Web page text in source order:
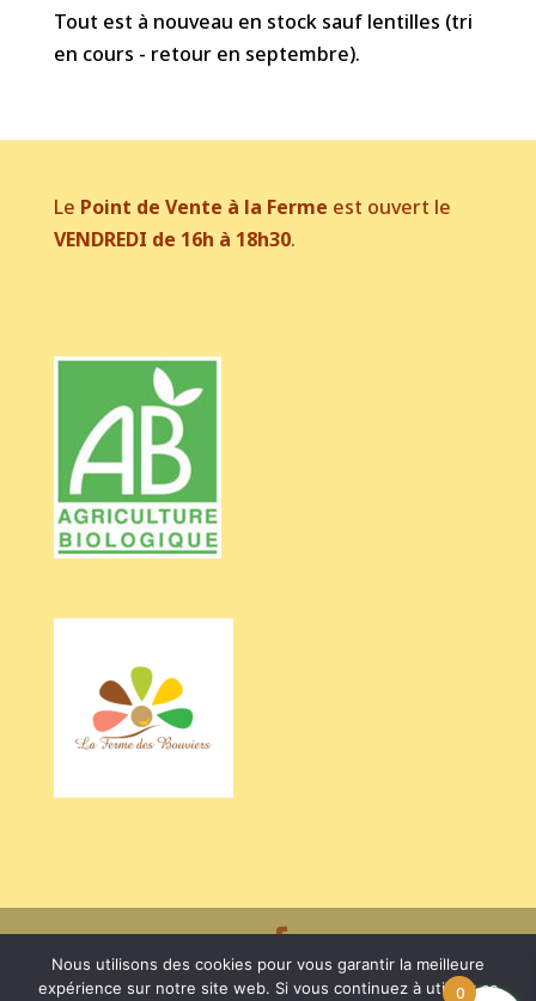
Tout est à nouveau en stock sauf lentilles (tri
en cours - retour en septembre).
Le Point de Vente à la Ferme est ouvert le
VENDREDI de 16h à 18h30.
Crédits BARRIEU Véronique - Photos Valentine CHAPUIS /0
Nous utilisons des cookies pour vous garantir la meilleure
expérience sur notre site web. Si vous continuez à utiliser ce